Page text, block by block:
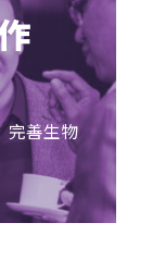
完善生物